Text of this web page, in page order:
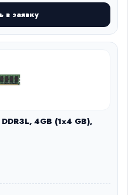
в заявку
4GB (1x4 GB),